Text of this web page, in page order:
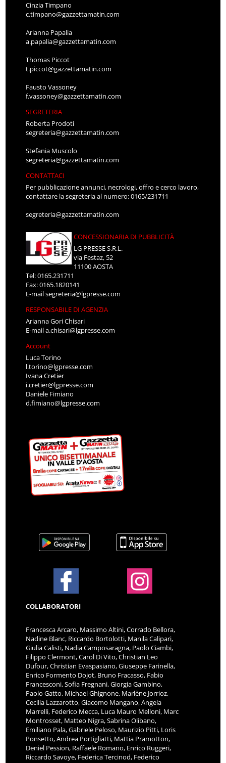
Cinzia Timpano
c.timpano@gazzettamatin.com
Arianna Papalia
a.papalia@gazzettamatin.com
Thomas Piccot
t.piccot@gazzettamatin.com
Fausto Vassoney
f.vassoney@gazzettamatin.com
SEGRETERIA
Roberta Prodoti
segreteria@gazzettamatin.com
Stefania Muscolo
segreteria@gazzettamatin.com
CONTATTACI
Per pubblicazione annunci, necrologi, offro e cerco lavoro,
contattare la segreteria al numero: 0165/231711
segreteria@gazzettamatin.com
CONCESSIONARIA DI PUBBLICITÀ
LG PRESSE S.R.L.
via Festaz, 52
11100 AOSTA
Tel: 0165.231711
Fax: 0165.1820141
E-mailsegreteria@lgpresse.com
RESPONSABILE DI AGENZIA
Arianna Gori Chisari
E-maila.chisari@lgpresse.com
Account
Luca Torino
l.torino@lgpresse.com
Ivana Cretier
i.cretier@lgpresse.com
Daniele Fimiano
d.fimiano@lgpresse.com
COLLABORATORI
Francesca Arcaro, Massimo Altini, Corrado Bellora,
Nadine Blanc, Riccardo Bortolotti, Manila Calipari,
Giulia Calisti, Nadia Camposaragna, Paolo Ciambi,
Filippo Clermont, Carol Di Vito, Christian Leo
Dufour, Christian Evaspasiano, Giuseppe Farinella,
Enrico Formento Dojot, Bruno Fracasso, Fabio
Francesconi, Sofia Fregnani, Giorgia Gambino,
Paolo Gatto, Michael Ghignone, Marlène Jorrioz,
Cecilia Lazzarotto, Giacomo Mangano, Angela
Marrelli, Federico Mecca, Luca Mauro Melloni, Marc
Montrosset, Matteo Nigra, Sabrina Olibano,
Emiliano Pala, Gabriele Peloso, Maurizio Pitti, Loris
Ponsetto, Andrea Portigliatti, Mattia Pramotton,
Deniel Pession, Raffaele Romano, Enrico Ruggeri,
Riccardo Savoye, Federica Tercinod, Federico